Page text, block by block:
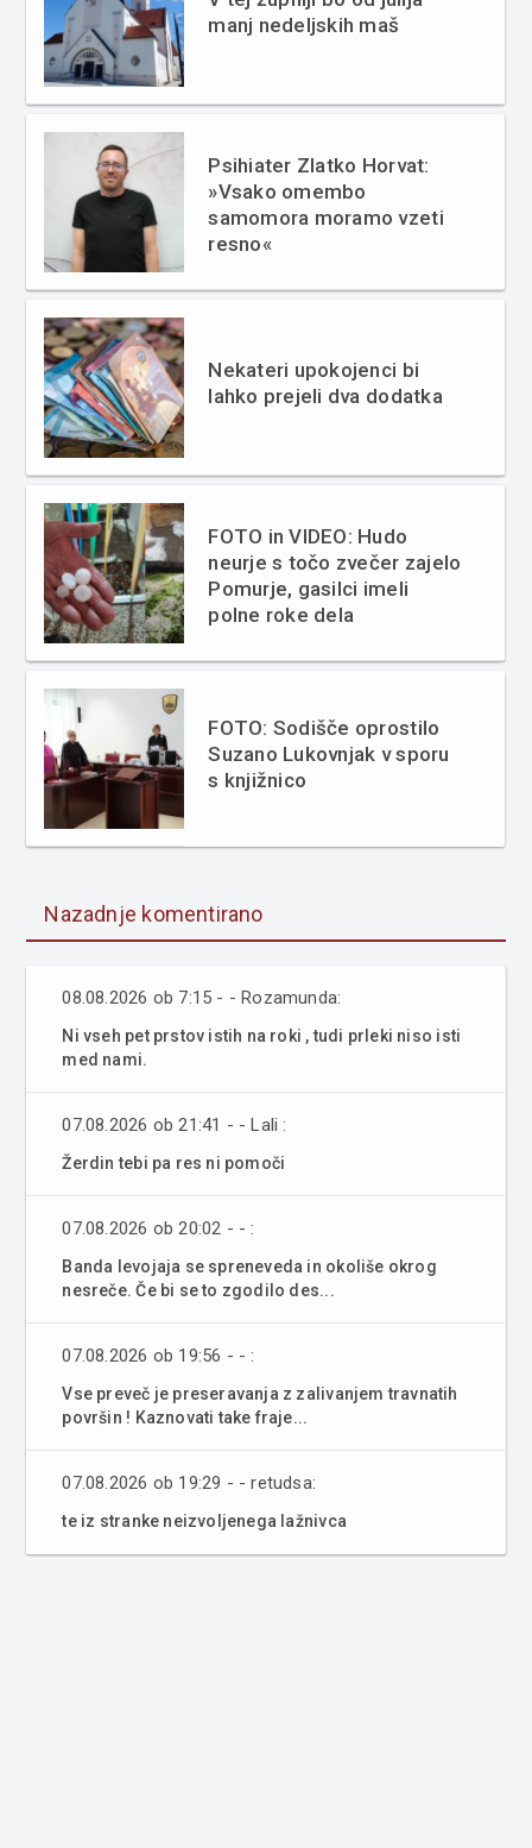
manj nedeljskih maš
Psihiater Zlatko Horvat:
»Vsako omembo
samomora moramo vzeti
resno«
Nekateri upokojenci bi
lahko prejeli dva dodatka
FOTO in VIDEO: Hudo
neurje s točo zvečer zajelo
Pomurje, gasilci imeli
polne roke dela
FOTO: Sodišče oprostilo
Suzano Lukovnjak v sporu
s knjižnico
Nazadnje komentirano
08.08.2026 ob 7:15 - - Rozamunda:
Ni vseh pet prstov istih na roki , tudi prleki niso isti
med nami.
07.08.2026 ob 21:41 - - Lali :
Žerdin tebi pa res ni pomoči
07.08.2026 ob 20:02 - - :
Banda levojaja se spreneveda in okoliše okrog
nesreče. Če bi se to zgodilo des...
07.08.2026 ob 19:56 - - :
Vse preveč je preseravanja z zalivanjem travnatih
površin ! Kaznovati take fraje...
07.08.2026 ob 19:29 - - retudsa:
te iz stranke neizvoljenega lažnivca